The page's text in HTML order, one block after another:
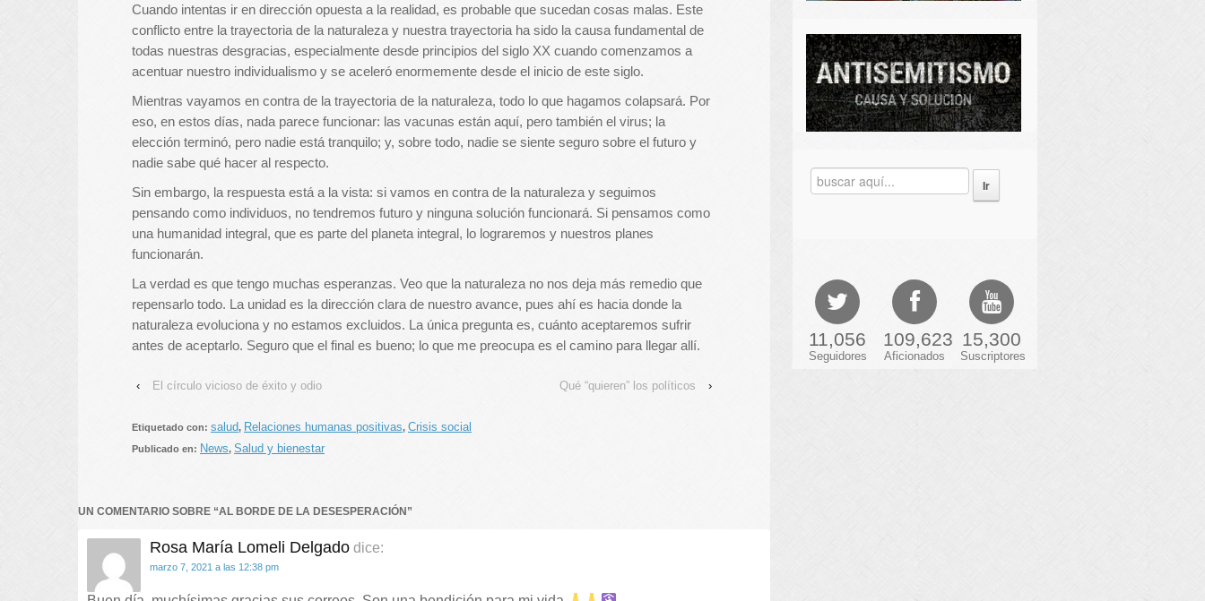
Cuando intentas ir en dirección opuesta a la realidad, es probable que sucedan cosas malas. Este
conflicto entre la trayectoria de la naturaleza y nuestra trayectoria ha sido la causa fundamental de
todas nuestras desgracias, especialmente desde principios del siglo XX cuando comenzamos a
acentuar nuestro individualismo y se aceleró enormemente desde el inicio de este siglo.
Mientras vayamos en contra de la trayectoria de la naturaleza, todo lo que hagamos colapsará. Por
eso, en estos días, nada parece funcionar: las vacunas están aquí, pero también el virus; la
elección terminó, pero nadie está tranquilo; y, sobre todo, nadie se siente seguro sobre el futuro y
nadie sabe qué hacer al respecto.
Sin embargo, la respuesta está a la vista: si vamos en contra de la naturaleza y seguimos
pensando como individuos, no tendremos futuro y ninguna solución funcionará. Si pensamos como
una humanidad integral, que es parte del planeta integral, lo lograremos y nuestros planes
funcionarán.
La verdad es que tengo muchas esperanzas. Veo que la naturaleza no nos deja más remedio que
repensarlo todo. La unidad es la dirección clara de nuestro avance, pues ahí es hacia donde la
naturaleza evoluciona y no estamos excluidos. La única pregunta es, cuánto aceptaremos sufrir
antes de aceptarlo. Seguro que el final es bueno; lo que me preocupa es el camino para llegar allí.
‹ El círculo vicioso de éxito y odio Qué “quieren” los políticos ›
Etiquetado con: salud, Relaciones humanas positivas, Crisis social
Publicado en: News, Salud y bienestar
UN COMENTARIO SOBRE “AL BORDE DE LA DESESPERACIÓN ”
Rosa María Lomeli Delgado dice:
marzo 7, 2021 a las 12:38 pm
11,056
Seguidores
109,623
Aficionados
15,300
Suscriptores